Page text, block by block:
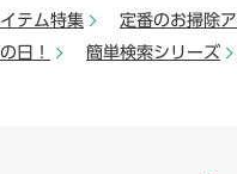
テム特集
定番のお掃除
日！
簡単検索シリーズ